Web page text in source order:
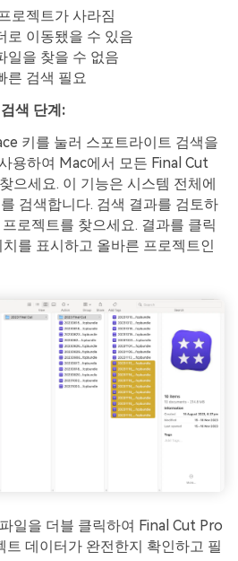
로젝트가 사라짐
로 이동됐을 수 있음
일을 찾을 수 없음
른 검색 필요
색 단계:
키를 눌러 스포트라이트 검색을
용하여 Mac에서 모든 Final Cut
으세요. 이 기능은 시스템 전체에
검색합니다. 검색 결과를 검토하
로젝트를 찾으세요. 결과를 클릭
를 표시하고 올바른 프로젝트인
일을 더블 클릭하여 Final Cut Pro
트 데이터가 완전한지 확인하고 필